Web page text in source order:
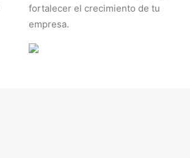
fortalecer el crecimiento de tu
empresa.